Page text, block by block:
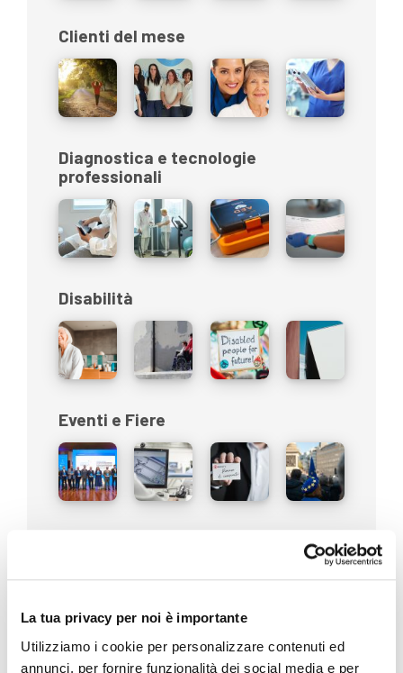
La tua privacy per noi è importante
Utilizziamo i cookie per personalizzare contenuti ed
annunci, per fornire funzionalità dei social media e per
Clienti del mese
Diagnostica e tecnologie
professionali
Disabilità
Eventi e Fiere
La rubrica di Pepitosa